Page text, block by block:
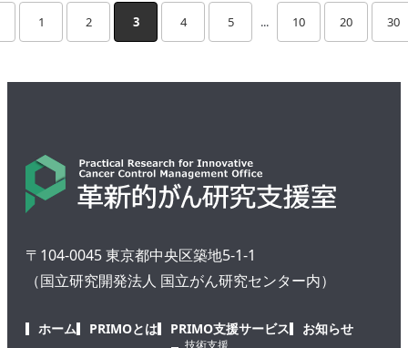
1 2 3 4 5 ... 10 20 30
〒104-0045 東京都中央区築地5-1-1
（国立研究開発法人 国立がん研究センター内）
ホーム PRIMOとは PRIMO支援サービス
技術支援
お知らせ